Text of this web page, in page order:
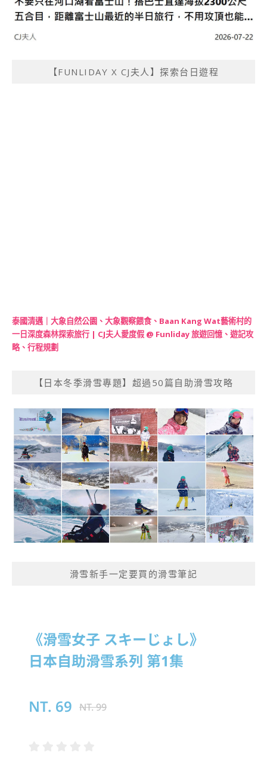
【FUNLIDAY X CJ夫人】探索台日遊程
泰國清邁｜大象自然公園、大象觀察餵食、Baan Kang Wat藝術村的
一日深度森林探索旅行 | CJ夫人愛度假 @ Funliday 旅遊回憶、遊記攻
略、行程規劃
【日本冬季滑雪專題】超過50篇自助滑雪攻略
滑雪新手一定要買的滑雪筆記